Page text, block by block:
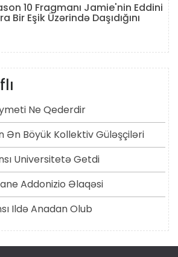
10 Fragmanı Jamie'nin Eddini
Bir Eşik Üzərində Daşıdığını
Ne Qederdir
Ən Böyük Kollektiv Güləşçiləri
Universitetə ​​getdi
Addonizio Əlaqəsi
Ildə Anadan Olub